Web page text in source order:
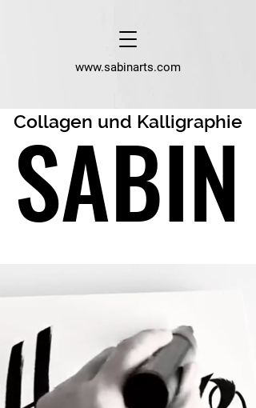
www.sabinarts.com
Collagen und Kalligraphie
SABIN
SABIN